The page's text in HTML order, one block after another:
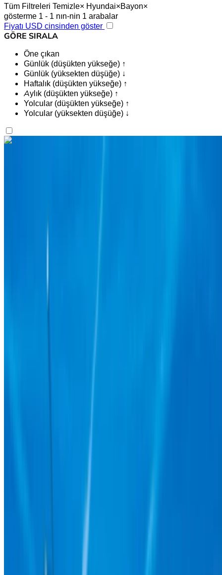
Tüm Filtreleri Temizle× Hyundai×Bayon×
gösterme 1 - 1 nın-nin 1 arabalar
Fiyatı USD cinsinden göster
GÖRE SIRALA
Öne çıkan
Günlük (düşükten yükseğe) ↑
Günlük (yüksekten düşüğe) ↓
Haftalık (düşükten yükseğe) ↑
Aylık (düşükten yükseğe) ↑
Yolcular (düşükten yükseğe) ↑
Yolcular (yüksekten düşüğe) ↓
İlgini çekti mi?
Sınırsız